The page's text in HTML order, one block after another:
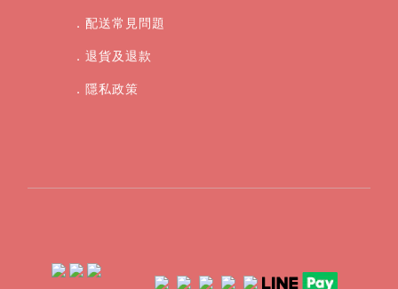
．配送常見問題
．退貨及退款
． 隱私政策